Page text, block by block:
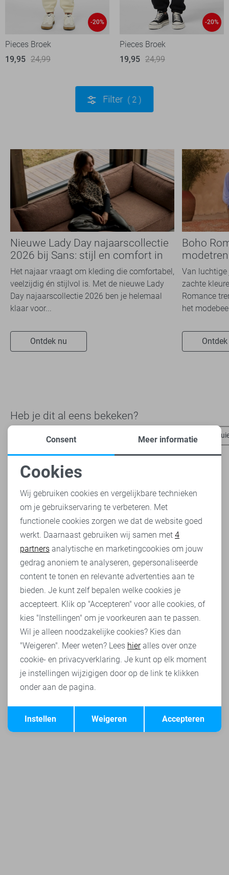
-20%
Pieces Broek
19,95 24,99
-20%
Pieces Broek
19,95 24,99
Filter 2
Nieuwe Lady Day najaarscollectie
2026 bij Sans: stijl en comfort in
travelkwaliteit
Het najaar vraagt om kleding die comfortabel,
veelzijdig én stijlvol is. Met de nieuwe Lady
Day najaarscollectie 2026 ben je helemaal
klaar voor...
Ontdek nu
Boho
overal
Van luchtige
zachte
Romance
het
Heb je dit al eens bekeken?
Pieces t-shirts Pieces tops Pieces
Noodzakelijke cookies
Personalisatie cookies
Analytische cookies
Marketing cookies
Terug Opslaan
Consent Meer informatie
Cookies
Wij gebruiken cookies en vergelijkbare technieken
om je gebruikservaring te verbeteren. Met
functionele cookies zorgen we dat de website goed
werkt. Daarnaast gebruiken wij samen met 4
partners analytische en marketingcookies om jouw
gedrag anoniem te analyseren, gepersonaliseerde
content te tonen en relevante advertenties aan te
bieden. Je kunt zelf bepalen welke cookies je
accepteert. Klik op "Accepteren" voor alle cookies, of
kies "Instellingen" om je voorkeuren aan te passen.
Wil je alleen noodzakelijke cookies? Kies dan
"Weigeren". Meer weten? Lees hieralles over onze
cookie- en privacyverklaring. Je kunt op elk moment
je instellingen wijzigigen door op de link te klikken
onder aan de pagina.
Accepteren
Weigeren
Instellen